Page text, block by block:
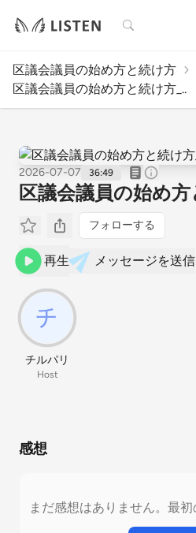
検索
区議会議員の始め方と続け方
区議会議員の始め方と続け方_..
2026-07-07 36:49
区議会議員の始め
フォローする
再生 メッセージを送信
チルパリ
Host
感想
まだ感想はありません。最初